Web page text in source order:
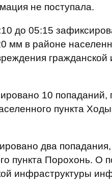
не поступала.
до 05:15
мм в районе
10 попаданий,
пункта
два
пункта Порохонь. О
инфраструктуры